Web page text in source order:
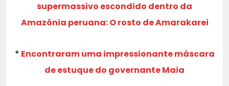
supermassivo escondido dentro da
Amazônia peruana: O rosto de Amarakarei
* Encontraram uma impressionante máscara
de estuque do governante Maia